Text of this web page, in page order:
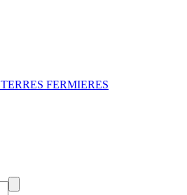
TERRES FERMIERES